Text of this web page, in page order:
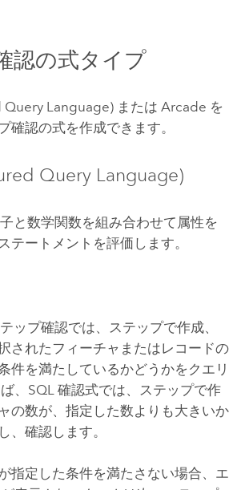
認の式タイプ
Query Language) または Arcade を
確認の式を作成できます。
Query Language)
と数学関数を組み合わせて属性を
テートメントを評価します。
ップ確認では、ステップで作成、
されたフィーチャまたはレコードの
件を満たしているかどうかをクエリ
、SQL 確認式では、ステップで作
の数が、指定した数よりも大きいか
、確認します。
指定した条件を満たさない場合、エ